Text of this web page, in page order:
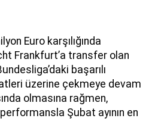
Euro karşılığında
Frankfurt’a transfer olan
başarılı
üzerine çekmeye devam
olmasına rağmen,
Şubat ayının en